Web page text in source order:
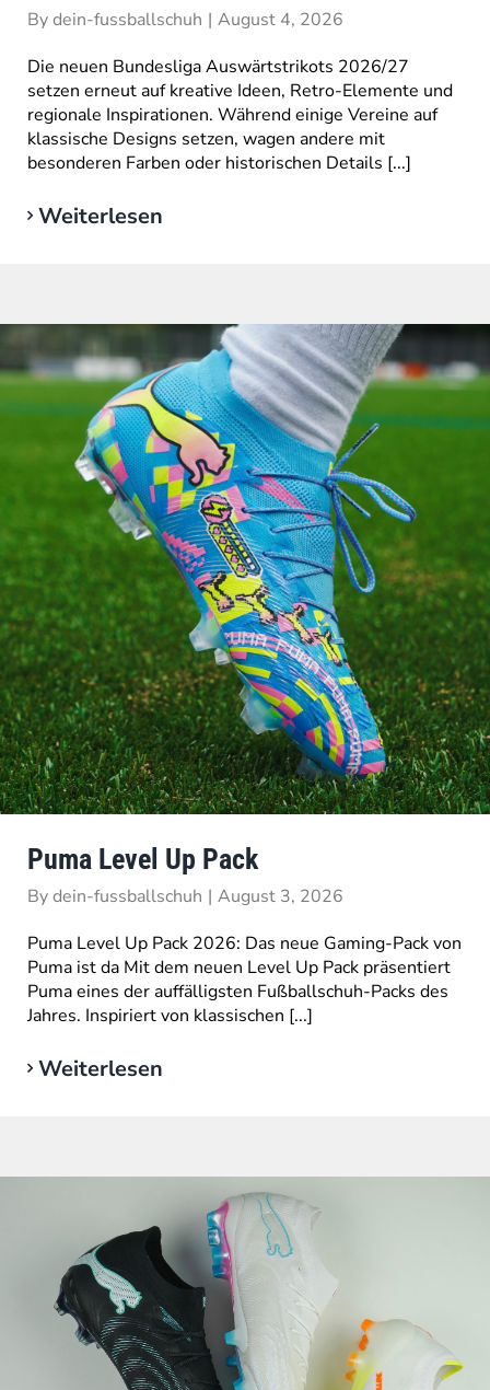
Bydein-fussballschuh | August 4, 2026
Die neuen Bundesliga Auswärtstrikots 2026/27
setzen erneut auf kreative Ideen, Retro-Elemente und
regionale Inspirationen. Während einige Vereine auf
klassische Designs setzen, wagen andere mit
besonderen Farben oder historischen Details [...]
Weiterlesen
Puma Level Up Pack
Bydein-fussballschuh | August 3, 2026
Puma Level Up Pack 2026: Das neue Gaming-Pack von
Puma ist da Mit dem neuen Level Up Pack präsentiert
Puma eines der auffälligsten Fußballschuh-Packs des
Jahres. Inspiriert von klassischen [...]
Weiterlesen